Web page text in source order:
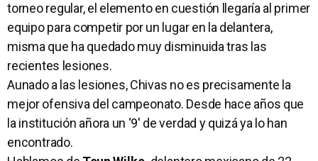
torneo regular, el elemento en cuestión llegaría al primer
equipo para competir por un lugar en la delantera,
misma que ha quedado muy disminuida tras las
recientes lesiones.
Aunado a las lesiones, Chivas no es precisamente la
mejor ofensiva del campeonato. Desde hace años que
la institución añora un ‘9′ de verdad y quizá ya lo han
encontrado.